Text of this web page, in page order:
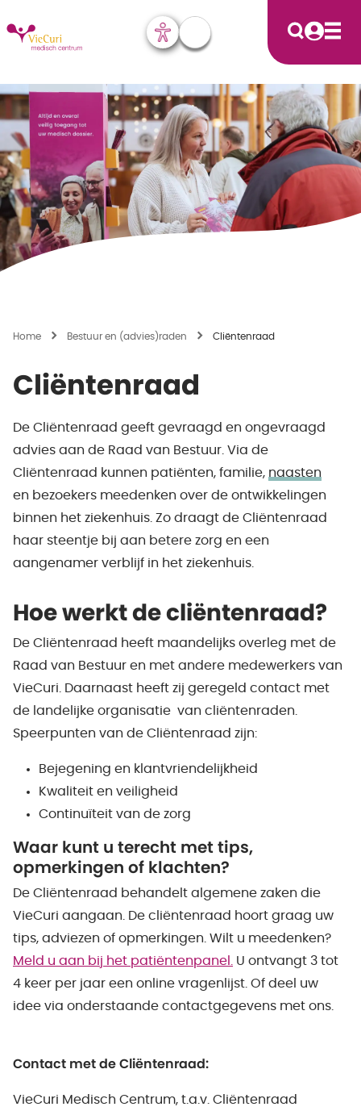
Home Bestuur en (advies)raden Cliëntenraad
Cliëntenraad
De Cliëntenraad geeft gevraagd en ongevraagd
advies aan de Raad van Bestuur. Via de
Cliëntenraad kunnen patiënten, familie, naasten
en bezoekers meedenken over de ontwikkelingen
binnen het ziekenhuis. Zo draagt de Cliëntenraad
haar steentje bij aan betere zorg en een
aangenamer verblijf in het ziekenhuis.
Hoe werkt de cliëntenraad?
De Cliëntenraad heeft maandelijks overleg met de
Raad van Bestuur en met andere medewerkers van
VieCuri. Daarnaast heeft zij geregeld contact met
de landelijke organisatie van cliëntenraden.
Speerpunten van de Cliëntenraad zijn:
Bejegening en klantvriendelijkheid
Kwaliteit en veiligheid
Continuïteit van de zorg
Waar kunt u terecht met tips,
opmerkingen of klachten?
De Cliëntenraad behandelt algemene zaken die
VieCuri aangaan. De cliëntenraad hoort graag uw
tips, adviezen of opmerkingen. Wilt u meedenken?
Meld u aan bij het patiëntenpanel.
U ontvangt 3 tot
4 keer per jaar een online vragenlijst. Of deel uw
idee via onderstaande contactgegevens met ons.
Contact met de Cliëntenraad:
VieCuri Medisch Centrum, t.a.v. Cliëntenraad